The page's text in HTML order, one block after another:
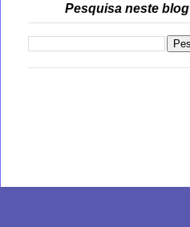
Pesquisa neste blog